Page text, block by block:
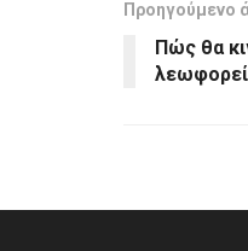
Προηγούμενο
Πώς θα